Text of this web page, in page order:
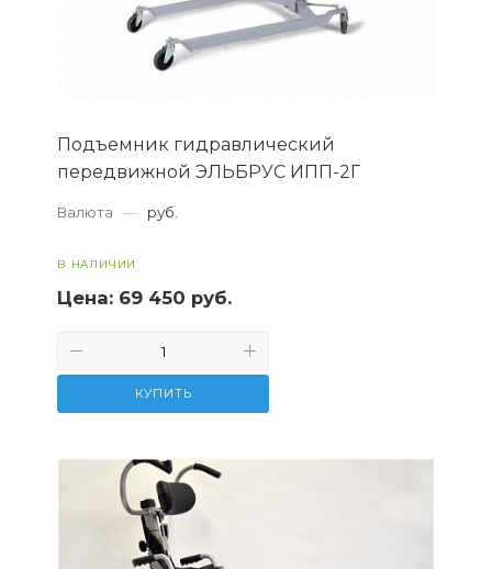
Подъемник гидравлический
передвижной ЭЛЬБРУС ИПП-2Г
Валюта — руб.
В НАЛИЧИИ
Цена: 69 450 руб.
КУПИТЬ